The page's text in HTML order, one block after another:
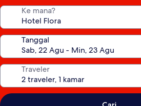
Ke mana?
Tanggal
Traveler